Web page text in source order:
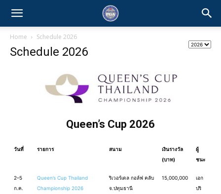
Home Schedule 2026
Schedule 2026
Queen’s Cup 2026
วันที่ รายการ สนาม
เงินรางวัล
(บาท)
ผู้
ชนะ
2–5
ก.ค.
Queen’s Cup Thailand
Championship 2026
ริเวอร์เดล กอล์ฟ คลับ
จ.ปทุมธานี
15,000,000
เอก
ปริ